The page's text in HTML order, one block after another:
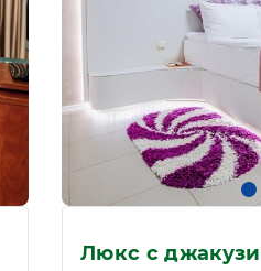
Люкс с джакузи